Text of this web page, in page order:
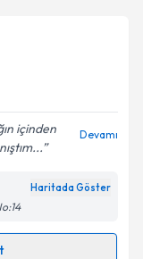
içinden
Devamı
Haritada Göster